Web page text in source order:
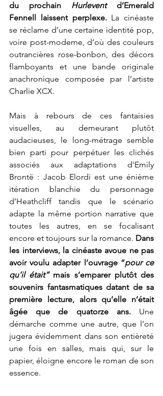
du prochain Hurlevent d’Emerald
Fennell laissent perplexe. La cinéaste
se réclame d’une certaine identité pop,
voire post-moderne, d’où des couleurs
outrancières rose-bonbon, des décors
flamboyants et une bande originale
anachronique composée par l’artiste
Charlie XCX.
Mais à rebours de ces fantaisies
visuelles, au demeurant plutôt
audacieuses, le long-métrage semble
bien parti pour perpétuer les clichés
associés aux adaptations d'Emily
Brontë : Jacob Elordi est une énième
itération blanchie du personnage
d’Heathcliff tandis que le scénario
adapte la même portion narrative que
toutes les autres, en se focalisant
encore et toujours sur la romance. Dans
les interviews, la cinéaste avoue ne pas
avoir voulu adapter l’ouvrage “pour ce
qu’il était” mais s’emparer plutôt des
souvenirs fantasmatiques datant de sa
première lecture, alors qu’elle n’était
âgée que de quatorze ans. Une
démarche comme une autre, que l’on
jugera évidemment dans son entièreté
une fois en salles, mais qui, sur le
papier, éloigne encore le roman de son
essence.